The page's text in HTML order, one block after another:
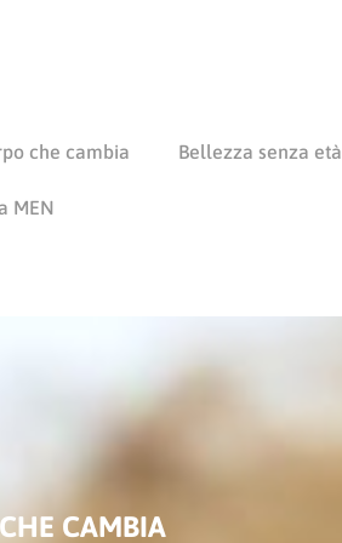
che cambia Bellezza senza età
MEN
CAMBIA